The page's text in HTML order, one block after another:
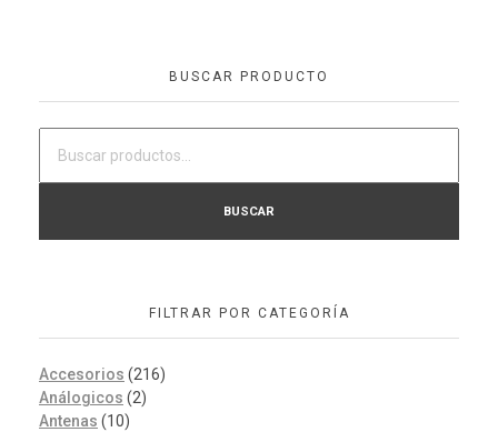
BUSCAR PRODUCTO
BUSCAR
FILTRAR POR CATEGORÍA
Accesorios (216)
Análogicos (2)
Antenas (10)